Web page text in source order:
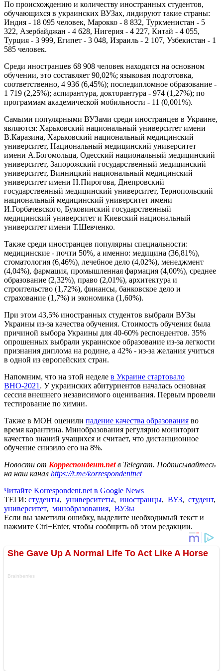
По происхождению и количеству иностранных студентов,
обучающихся в украинских ВУЗах, лидируют такие страны:
Индия - 18 095 человек, Марокко - 8 832, Туркменистан - 5
322, Азербайджан - 4 628, Нигерия - 4 227, Китай - 4 055,
Турция - 3 999, Египет - 3 048, Израиль - 2 107, Узбекистан - 1
585 человек.
Среди иностранцев 68 908 человек находятся на основном
обучении, это составляет 90,02%; языковая подготовка,
соответственно, 4 936 (6,45%); последипломное образование -
1 719 (2,25%); аспирантура, докторантура - 974 (1,27%); по
программам академической мобильности - 11 (0,001%).
Самыми популярными ВУЗами среди иностранцев в Украине,
являются: Харьковский национальный университет имени
В.Каразина, Харьковский национальный медицинский
университет, Национальный медицинский университет
имени А.Богомольца, Одесский национальный медицинский
университет, Запорожский государственный медицинский
университет, Винницкий национальный медицинский
университет имени Н.Пирогова, Днепровский
государственный медицинский университет, Тернопольский
национальный медицинский университет имени
И.Горбачевского, Буковинский государственный
медицинский университет и Киевский национальный
университет имени Т.Шевченко.
Также среди иностранцев популярны специальности:
медицинские - почти 50%, а именно: медицина (36,81%),
стоматология (6,46%), лечебное дело (4,02%), менеджмент
(4,04%), фармация, промышленная фармация (4,00%), среднее
образование (2,32%), право (2,01%), архитектура и
строительство (1,72%), финансы, банковское дело и
страхование (1,7%) и экономика (1,60%).
При этом 43,5% иностранных студентов выбрали ВУЗы
Украины из-за качества обучения. Стоимость обучения была
причиной выбора Украины для 40-60% респондентов. 35%
опрошенных выбрали украинское образование из-за легкости
признания диплома на родине, а 42% - из-за желания учиться
в одной из европейских стран.
Напомним, что на этой неделе в Украине стартовало
ВНО-2021 . У украинских абитуриентов началась основная
сессия внешнего независимого оценивания. Первым провели
тестирование по химии.
Также в МОН оценили падение качества образования во
время карантина. Минобразования регулярно мониторит
качество знаний учащихся и считает, что дистанционное
обучение снизило его на 8%.
Новости от Корреспондент.netв Telegram. Подписывайтесь
на наш канал https://t.me/korrespondentnet
Читайте Korrespondent.net в Google News
ТЕГИ: студенты, университеты, иностранцы, ВУЗ, студент,
университет, минобразования, ВУЗы
Если вы заметили ошибку, выделите необходимый текст и
нажмите Ctrl+Enter, чтобы сообщить об этом редакции.